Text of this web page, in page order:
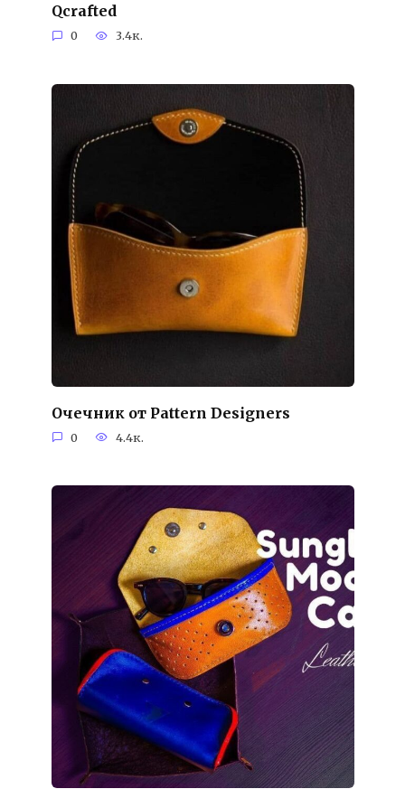
Qcrafted
0 3.4к.
Очечник от Pattern Designers
0 4.4к.